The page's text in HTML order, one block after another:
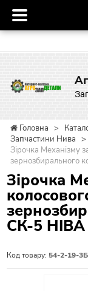
Головна >
Запчастини Нива >
Зірочка Механізму
зернозбирального
Зірочка
СК-5 НІВА
Код товару: 54-2-19-3Б